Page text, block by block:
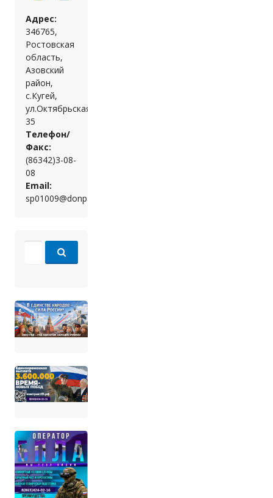
Адрес:
346765,
Ростовская
область,
Азовский
район,
с.Кугей,
ул.Октябрьская,
35
Телефон/
Факс:
(86342)3-08-
08
Email:
sp01009@donpac.ru
Search for: